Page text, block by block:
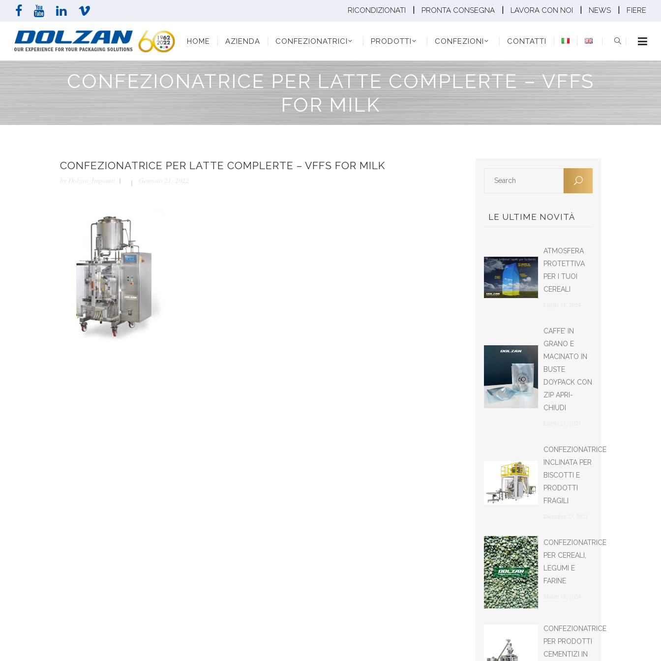
RICONDIZIONATI PRONTA CONSEGNA LAVORA CON NOI NEWS FIERE
HOME AZIENDA CONFEZIONATRICI PRODOTTI CONFEZIONI CONTATTI
PRODOTTI CONFEZIONI CONTATTI
CONFEZIONATRICE PER LATTE COMPLERTE – VFFS
FOR MILK
CONFEZIONATRICE PER LATTE COMPLERTE – VFFS FOR MILK
by Dolzan_Impianti Gennaio 21, 2022
LE ULTIME NOVITÀ
ATMOSFERA
PROTETTIVA
PER I TUOI
CEREALI
CAFFE’ IN
GRANO E
MACINATO IN
BUSTE
DOYPACK CON
ZIP APRI-
CHIUDI
CONFEZIONATRICE
INCLINATA PER
BISCOTTI E
PRODOTTI
FRAGILI
CONFEZIONATRICE
PER CEREALI,
LEGUMI E
FARINE
CONFEZIONATRICE
PER PRODOTTI
CEMENTIZI IN